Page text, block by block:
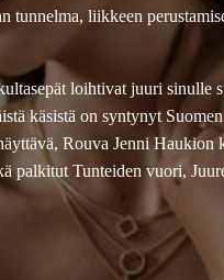
tunnelma, liikkeen
loihtivat juuri sinulle
käsistä on syntynyt
Rouva Jenni Haukion
palkitut Tunteiden vuori,